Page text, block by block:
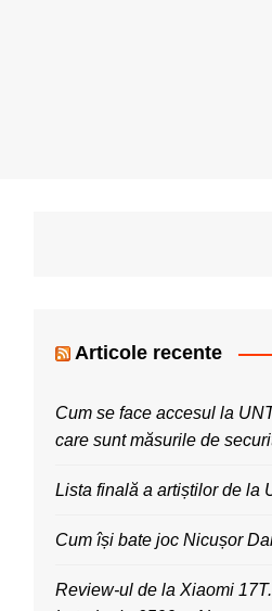
Articole recente
Cum se face accesul la
care sunt măsurile de
Lista finală a artiștilor de la
Cum își bate joc Nicușor
Review-ul de la Xiaomi